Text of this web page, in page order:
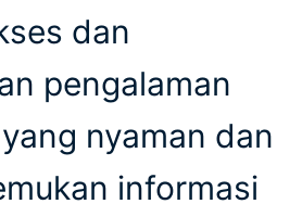
dan
pengalaman
nyaman dan
informasi